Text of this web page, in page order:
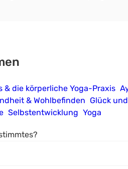
& die körperliche Yoga-Praxis
& Wohlbefinden Glück
Selbstentwicklung Yoga